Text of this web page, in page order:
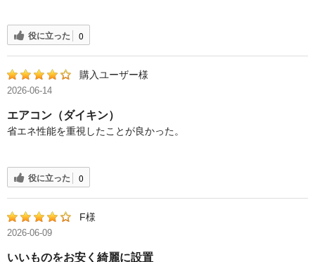
役に立った 0
購入ユーザー様
2026-06-14
エアコン（ダイキン）
省エネ性能を重視したことが良かった。
役に立った 0
F様
2026-06-09
いいものをお安く綺麗に設置